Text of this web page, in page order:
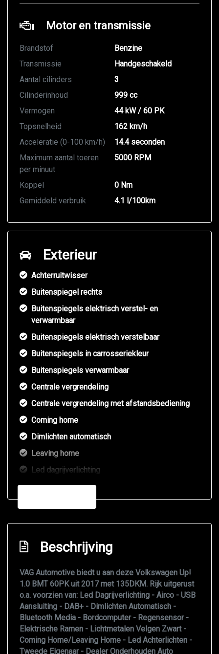
Motor en transmissie
Brandstof
Benzine
Transmissie
Handgeschakeld
Aantal cilinders
3
Cilinderinhoud
999 cc
Vermogen
44 kW / 60 PK
Topsnelheid
162 km/h
Acceleratie (0-100 km/h)
14.4 seconden
Maximum aantal toeren
per minuut
5000 RPM
Koppel
0 Nm
Gemiddeld verbruik
4.1 l/100km
Exterieur
Achterruitwisser
Buitenspiegel rechts
Buitenspiegels elektrisch verstel- en
verwarmbaar
Buitenspiegels elektrisch verstelbaar
Buitenspiegels in carrosseriekleur
Buitenspiegels verwarmbaar
Centrale vergrendeling
Centrale vergrendeling met afstandsbediening
Coming home
Dimlichten automatisch
Leaving home
Led dagrijverlichting
Metaalkleur
Overige
Achteropkomend verkeer waarschuwing
Anti blokkeer systeem
Anti doorslip regeling
Autonomous emergency braking
Bestuurdersairbag
Beschrijving
VAG Automotive biedt u aan deze Volkswagen Up!
1.0 BMT 60PK uit 2017 met 135DKM. Rijk uitgerust
o.a. voorzien van: Led Dagrijverlichting - Airco - USB
Aansluiting - DAB+ - Dimlichten Automatisch -
Bluetooth Media - Bordcomputer - Regensensor -
Elektrische Ramen - Lichtmetalen Velgen Zwart -
Coming Home/Leaving Home - Led Achterlichten -
Tweede Eigenaar - Dealer Onderhouden Auto